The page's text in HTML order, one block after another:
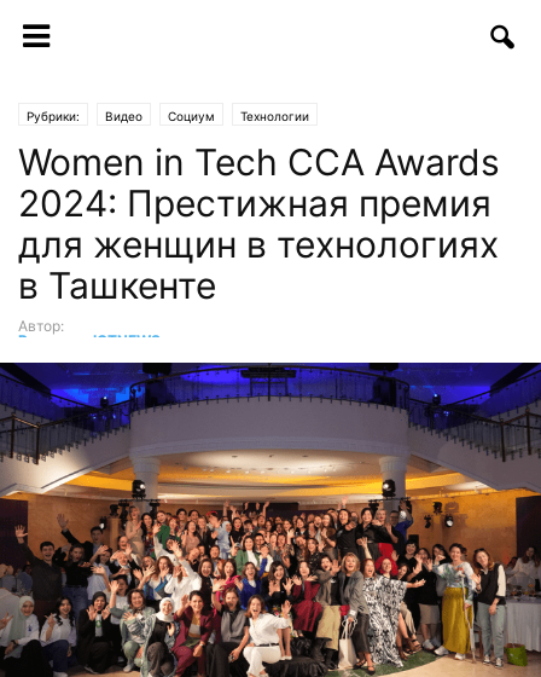
Рубрики: Видео Социум Технологии
Women in Tech CCA Awards
2024: Престижная премия
для женщин в технологиях
в Ташкенте
Автор:
Редакция ICTNEWS